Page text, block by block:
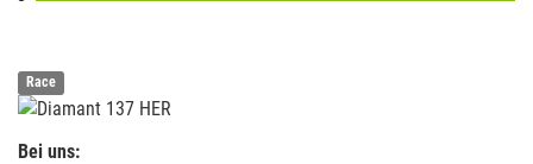
Race
Bei uns: